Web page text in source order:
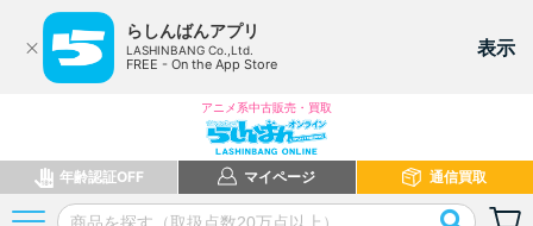
らしんばんアプリ
LASHINBANG Co.,Ltd.
FREE - On the App Store
表示
アニメ系中古販売・買取
年齢認証OFF マイページ 通信買取